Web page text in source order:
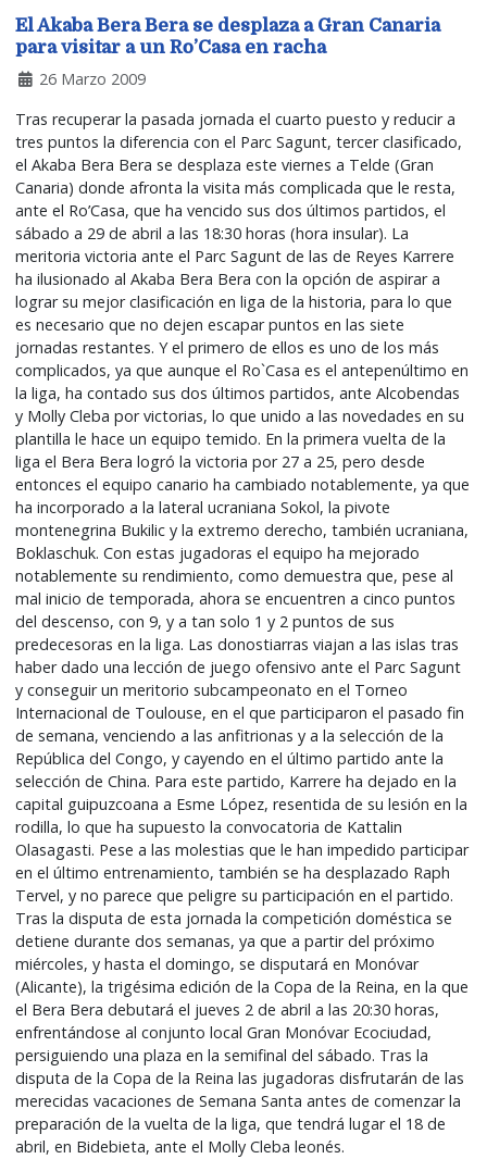
El Akaba Bera Bera se desplaza a Gran Canaria
para visitar a un Ro’Casa en racha
26 Marzo 2009
Tras recuperar la pasada jornada el cuarto puesto y reducir a
tres puntos la diferencia con el Parc Sagunt, tercer clasificado,
el Akaba Bera Bera se desplaza este viernes a Telde (Gran
Canaria) donde afronta la visita más complicada que le resta,
ante el Ro’Casa, que ha vencido sus dos últimos partidos, el
sábado a 29 de abril a las 18:30 horas (hora insular). La
meritoria victoria ante el Parc Sagunt de las de Reyes Karrere
ha ilusionado al Akaba Bera Bera con la opción de aspirar a
lograr su mejor clasificación en liga de la historia, para lo que
es necesario que no dejen escapar puntos en las siete
jornadas restantes. Y el primero de ellos es uno de los más
complicados, ya que aunque el Ro`Casa es el antepenúltimo en
la liga, ha contado sus dos últimos partidos, ante Alcobendas
y Molly Cleba por victorias, lo que unido a las novedades en su
plantilla le hace un equipo temido. En la primera vuelta de la
liga el Bera Bera logró la victoria por 27 a 25, pero desde
entonces el equipo canario ha cambiado notablemente, ya que
ha incorporado a la lateral ucraniana Sokol, la pivote
montenegrina Bukilic y la extremo derecho, también ucraniana,
Boklaschuk. Con estas jugadoras el equipo ha mejorado
notablemente su rendimiento, como demuestra que, pese al
mal inicio de temporada, ahora se encuentren a cinco puntos
del descenso, con 9, y a tan solo 1 y 2 puntos de sus
predecesoras en la liga. Las donostiarras viajan a las islas tras
haber dado una lección de juego ofensivo ante el Parc Sagunt
y conseguir un meritorio subcampeonato en el Torneo
Internacional de Toulouse, en el que participaron el pasado fin
de semana, venciendo a las anfitrionas y a la selección de la
República del Congo, y cayendo en el último partido ante la
selección de China. Para este partido, Karrere ha dejado en la
capital guipuzcoana a Esme López, resentida de su lesión en la
rodilla, lo que ha supuesto la convocatoria de Kattalin
Olasagasti. Pese a las molestias que le han impedido participar
en el último entrenamiento, también se ha desplazado Raph
Tervel, y no parece que peligre su participación en el partido.
Tras la disputa de esta jornada la competición doméstica se
detiene durante dos semanas, ya que a partir del próximo
miércoles, y hasta el domingo, se disputará en Monóvar
(Alicante), la trigésima edición de la Copa de la Reina, en la que
el Bera Bera debutará el jueves 2 de abril a las 20:30 horas,
enfrentándose al conjunto local Gran Monóvar Ecociudad,
persiguiendo una plaza en la semifinal del sábado. Tras la
disputa de la Copa de la Reina las jugadoras disfrutarán de las
merecidas vacaciones de Semana Santa antes de comenzar la
preparación de la vuelta de la liga, que tendrá lugar el 18 de
abril, en Bidebieta, ante el Molly Cleba leonés.